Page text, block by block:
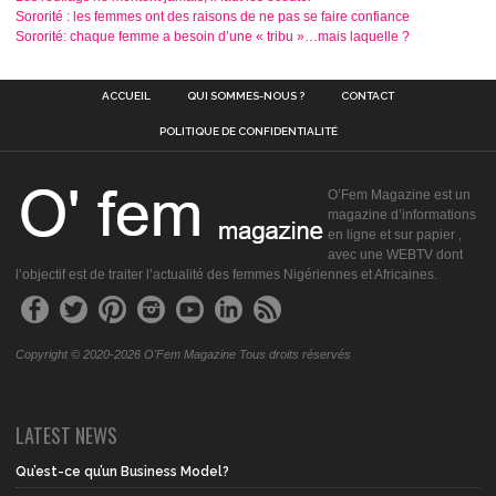
Sororité : les femmes ont des raisons de ne pas se faire confiance
Sororité: chaque femme a besoin d’une « tribu »…mais laquelle ?
ACCUEIL QUI SOMMES-NOUS ? CONTACT
POLITIQUE DE CONFIDENTIALITÉ
O’Fem Magazine est un
magazine d’informations
en ligne et sur papier ,
avec une WEBTV dont
l’objectif est de traiter l’actualité des femmes Nigériennes et Africaines.
Copyright © 2020-2026 O'Fem Magazine Tous droits réservés
LATEST NEWS
Qu’est-ce qu’un Business Model?